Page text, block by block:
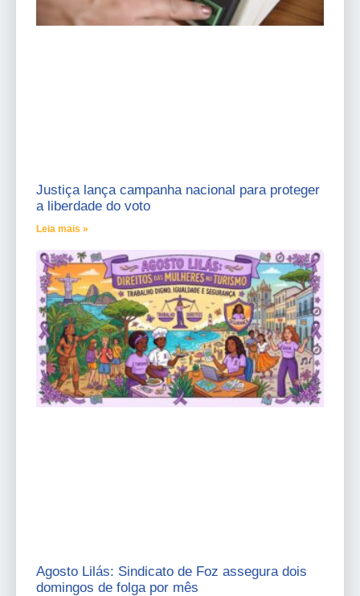
Justiça lança campanha nacional para proteger
a liberdade do voto
Leia mais »
Agosto Lilás: Sindicato de Foz assegura dois
domingos de folga por mês